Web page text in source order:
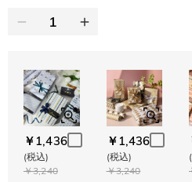
￥1,436
(税込)
￥3,240
￥1,436
(税込)
￥3,240